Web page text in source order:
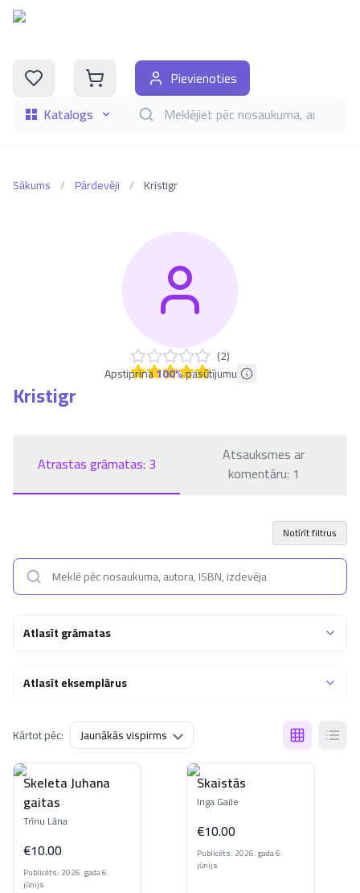
Katalogs Meklēt grāmatas pēc nosaukuma, autora,
Pievienoties
Sākums / Pārdevēji / Kristigr
(2)
Apstiprina100%pasūtījumu
Kristigr
Atrastas grāmatas: 3
Atsauksmes ar
komentāru: 1
Notīrīt filtrus
Atlasīt grāmatas
Atlasīt eksemplārus
Kārtot pēc:
Skeleta Juhana
gaitas
Trīnu Lāna
€10.00
Publicēts: 2026. gada 6.
jūnijs
Skaistās
Inga Gaile
€10.00
Publicēts: 2026. gada 6.
jūnijs